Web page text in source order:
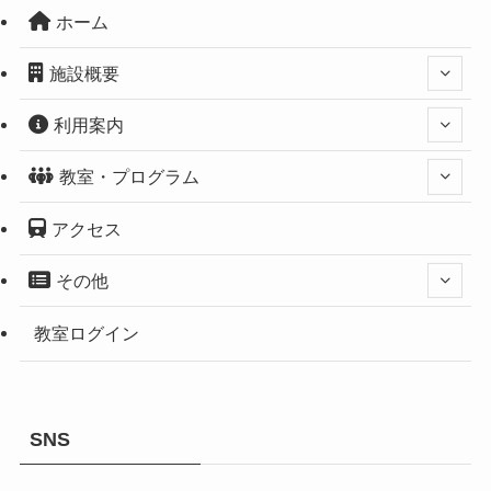
ホーム
施設概要
利用案内
教室・プログラム
アクセス
その他
教室ログイン
SNS